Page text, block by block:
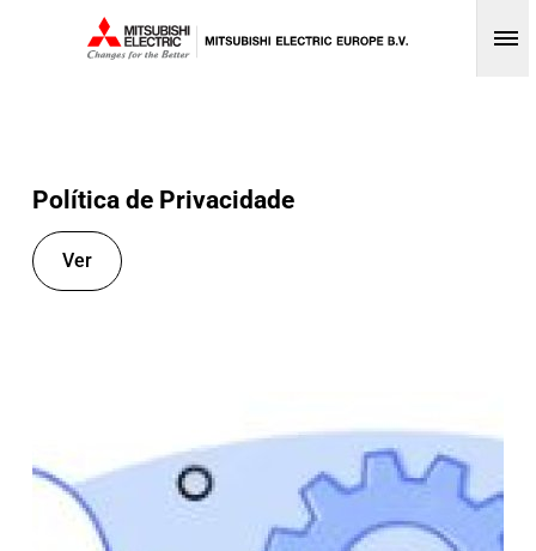
Política de Privacidade
Ver